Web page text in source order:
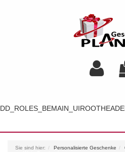
Sie sind hier: Personalisierte Geschenke